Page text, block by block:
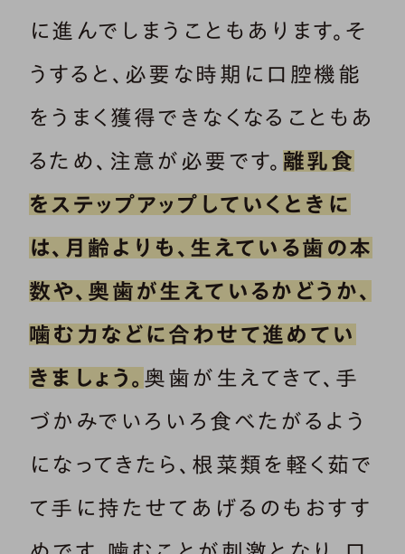
に進んでしまうこともあります。そ
うすると、必要な時期に口腔機能
をうまく獲得できなくなることもあ
るため、注意が必要です。 離乳食
をステップアップしていくときに
は、月齢よりも、生えている歯の本
数や、奥歯が生えているかどうか、
噛む力などに合わせて進めてい
きましょう。 奥歯が生えてきて、手
づかみでいろいろ食べたがるよう
になってきたら、根菜類を軽く茹で
て手に持たせてあげるのもおすす